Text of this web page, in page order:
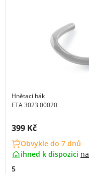
Hnětací hák
ETA 3023 00020
Cena s DPH:
399 Kč
Obvykle do 7 dnů
ihned k dispozici na
5